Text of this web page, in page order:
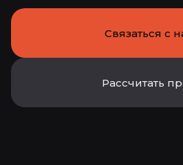
Связаться с
Рассчитать